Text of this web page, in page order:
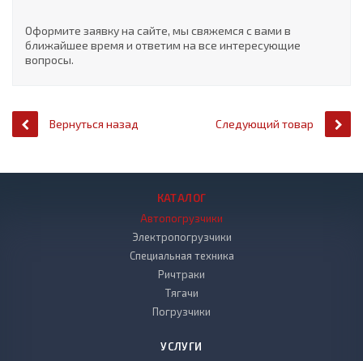
Оформите заявку на сайте, мы свяжемся с вами в
ближайшее время и ответим на все интересующие
вопросы.
Вернуться назад Следующий товар
КАТАЛОГ
Автопогрузчики
Электропогрузчики
Специальная техника
Ричтраки
Тягачи
Погрузчики
УСЛУГИ